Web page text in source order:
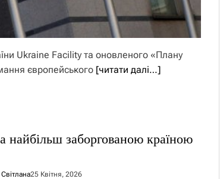
Ukraine Facility та оновленого «Плану
європейського [читати далі…]
найбільш заборгованою країною
25 Квітня, 2026